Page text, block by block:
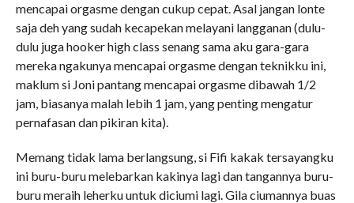
mencapai orgasme dengan cukup cepat. Asal jangan lonte
saja deh yang sudah kecapekan melayani langganan (dulu-
dulu juga hooker high class senang sama aku gara-gara
mereka ngakunya mencapai orgasme dengan teknikku ini,
maklum si Joni pantang mencapai orgasme dibawah 1/2
jam, biasanya malah lebih 1 jam, yang penting mengatur
pernafasan dan pikiran kita).
Memang tidak lama berlangsung, si Fifi kakak tersayangku
ini buru-buru melebarkan kakinya lagi dan tangannya buru-
buru meraih leherku untuk diciumi lagi. Gila ciumannya buas